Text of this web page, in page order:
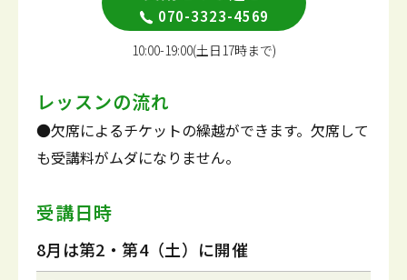
070-3323-4569
10:00-19:00(土日17時まで)
レッスンの流れ
●欠席によるチケットの繰越ができます。欠席して
も受講料がムダになりません。
受講日時
8月は第2・第4（土）に開催